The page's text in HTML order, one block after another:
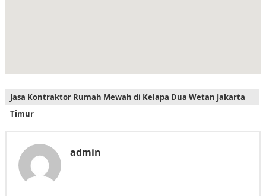
Jasa Kontraktor Rumah Mewah di Kelapa Dua Wetan Jakarta
Timur
admin